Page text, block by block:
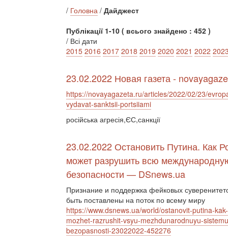
/ Головна / Дайджест
Публікації 1-10 ( всього знайдено : 452 )
/ Всі дати
2015 2016 2017 2018 2019 2020 2021 2022
23.02.2022 Новая газета -
https://novayagazeta.ru/articles/2022/02/23/
vydavat-sanktsii-portsiiami
російська агресія,ЄС,санкції
23.02.2022 Остановить Путина. Как
может разрушить всю
безопасности — DSnews.ua
Признание и поддержка фейковых
быть поставлены на поток по всему миру
https://www.dsnews.ua/world/ostanovit-putina-
mozhet-razrushit-vsyu-mezhdunarodnuyu-
bezopasnosti-23022022-452276